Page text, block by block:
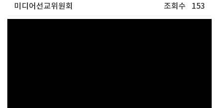
미디어선교위원회 조회수 153